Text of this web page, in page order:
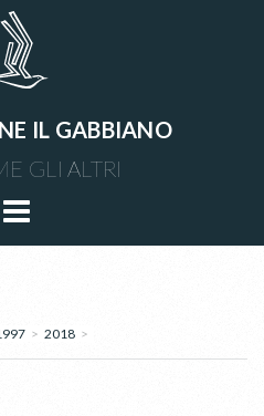
IL GABBIANO
GLI ALTRI
> 2018 >